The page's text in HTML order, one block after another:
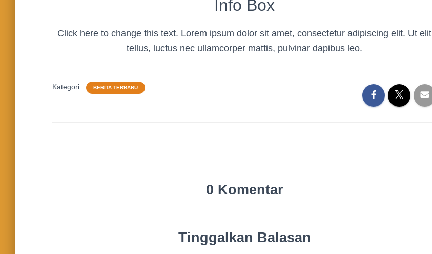
Info Box
Click here to change this text. Lorem ipsum dolor sit amet, consectetur adipiscing elit. Ut elit
tellus, luctus nec ullamcorper mattis, pulvinar dapibus leo.
Kategori: BERITA TERBARU
0 Komentar
Tinggalkan Balasan